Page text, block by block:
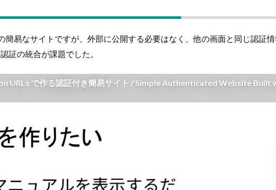
易なサイトですが、外部に公開する必要はなく、他の画面と同じ認証
証の統合が課題でした。